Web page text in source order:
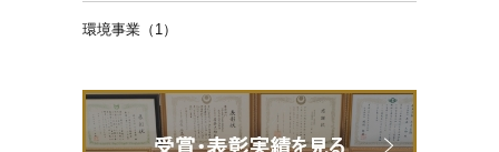
環境事業（1）